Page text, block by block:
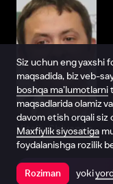
Vitaliy Shlyappo
Produser
Siz uchun eng yaxshi
maqsadida, biz veb-
boshqa ma’lumotlarni
maqsadlarida olamiz
davom etish orqali siz
Maxfiylik siyosatiga
foydalanishga rozilik
Roziman yoki